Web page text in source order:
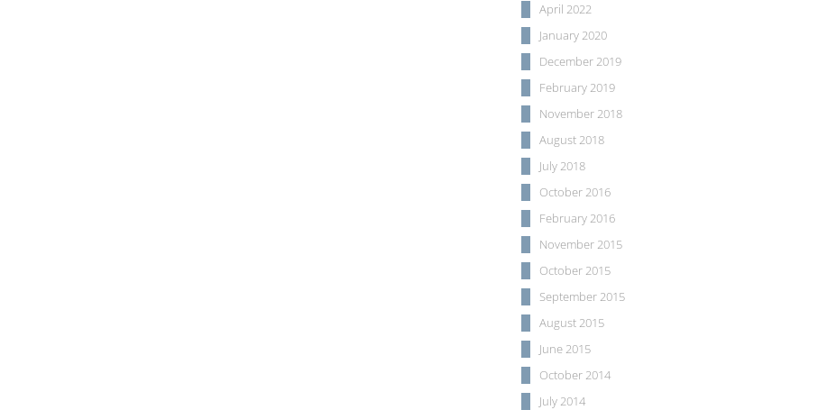
April 2022
January 2020
December 2019
February 2019
November 2018
August 2018
July 2018
October 2016
February 2016
November 2015
October 2015
September 2015
August 2015
June 2015
October 2014
July 2014